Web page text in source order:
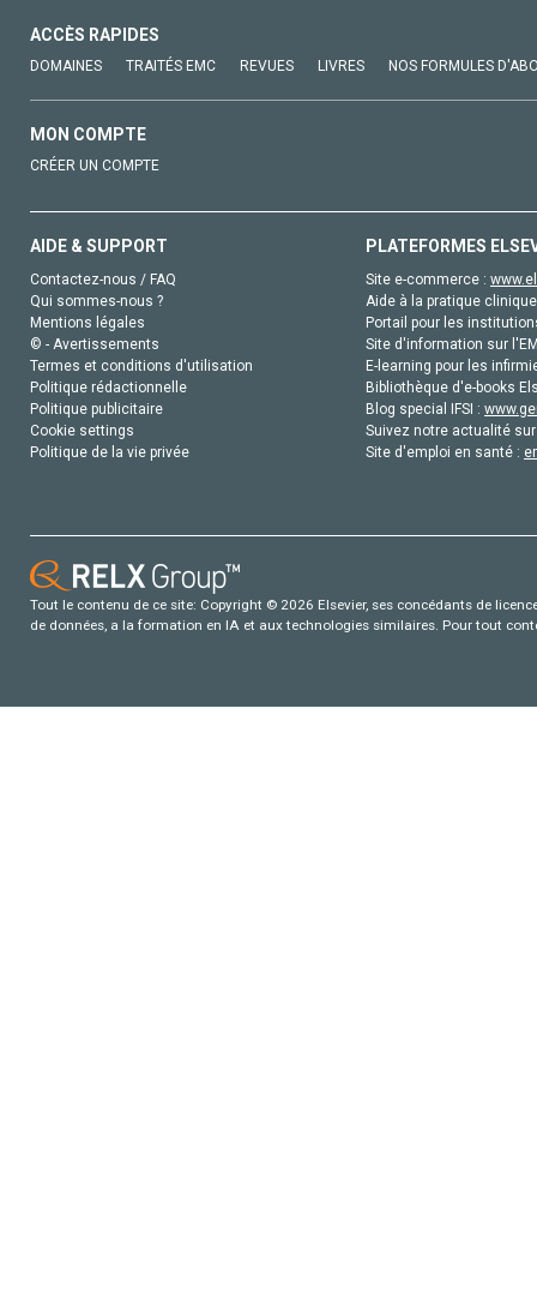
ACCÈS RAPIDES
DOMAINES TRAITÉS EMC REVUES LIVRES NOS FORMULES
MON COMPTE
CRÉER UN COMPTE
AIDE & SUPPORT
Contactez-nous / FAQ
Qui sommes-nous ?
Mentions légales
© - Avertissements
Termes et conditions d'utilisation
Politique rédactionnelle
Politique publicitaire
Cookie settings
Politique de la vie privée
PLATEFORMES
Site e-commerce :
Aide à la pratique
Portail pour les
Site d'information sur
E-learning pour les
Bibliothèque d'e-books
Blog special IFSI :
Suivez notre actualité
Site d'emploi en santé :
Tout le contenu de ce site: Copyright © 2026 Elsevier, ses concédants de
de données, a la formation en IA et aux technologies similaires. Pour tout